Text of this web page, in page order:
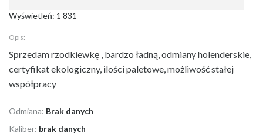
Wyświetleń: 1 831
Opis:
Sprzedam rzodkiewkę , bardzo ładną, odmiany holenderskie,
certyfikat ekologiczny, ilościpaletowe, możliwość stałej
współpracy
Odmiana: Brak danych
Kaliber: brak danych